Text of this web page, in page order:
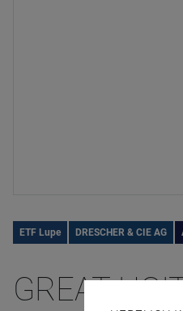
ETF Lupe DRESCHER & CIE AG
GREAT